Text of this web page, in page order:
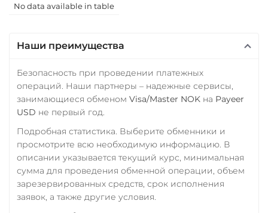
No data available in table
Наши преимущества
Безопасность при проведении платежных
операций. Наши партнеры – надежные сервисы,
занимающиеся обменом Visa/Master NOK на Payeer
USD не первый год.
Подробная статистика. Выберите обменники и
просмотрите всю необходимую информацию. В
описании указывается текущий курс, минимальная
сумма для проведения обменной операции, объем
зарезервированных средств, срок исполнения
заявок, а также другие условия.